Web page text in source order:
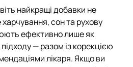
найкращі добавки не
сон та рухову
ефективно лише як
— разом із корекцією
лікаря. Якщо ви